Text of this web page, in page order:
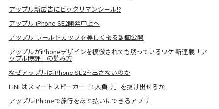
アップル新広告にビックリマンシール!?
アップル iPhone SE2開発中止へ
アップル ワールドカップを美しく撮る動画公開
アップルがiPhoneデザインを模倣されても黙っているワケ 新連載「ア
ップル時評」の読み方
なぜアップルはiPhone SE2を出さないのか
LINEはスマートスピーカー「1人負け」を抜け出せるか
アップルiPhoneで旅行をあと払いにできるアプリ